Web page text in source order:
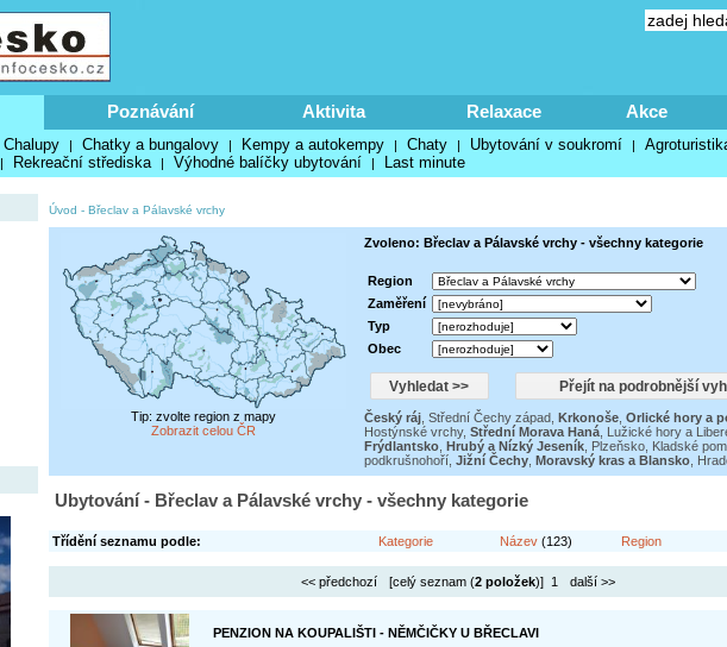
Poznávání Aktivita Relaxace Akce
Chalupy | Chatky a bungalovy | Kempy a autokempy | Chaty | Ubytování v soukromí |
| Rekreační střediska | Výhodné balíčky ubytování | Last minute
Úvod - Břeclav a Pálavské vrchy
Tip: zvolte region z mapy
Zobrazit celou ČR
Zvoleno: Břeclav a Pálavské vrchy - všechny kategorie
Region
Zaměření
Typ
Obec
Český ráj, Střední Čechy západ, Krkonoše, Orlické hory a
Hostýnské vrchy, Střední Morava Haná, Lužické hory a
Frýdlantsko, Hrubý a Nízký Jeseník, Plzeňsko, Kladské
podkrušnohoří, Jižní Čechy, Moravský kras a Blansko,
Ubytování - Břeclav a Pálavské vrchy - všechny kategorie
Třídění seznamu podle: Kategorie Název(123) Region
<< předchozí [celý seznam (2 položek)] 1 další >>
PENZION NA KOUPALIŠTI - NĚMČIČKY U BŘECLAVI